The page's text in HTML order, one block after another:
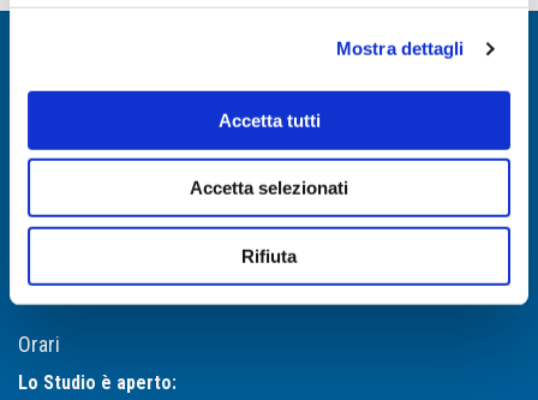
Mostra dettagli
Accetta tutti
Accetta selezionati
Rifiuta
Cima Franchi e Associati
via San Gregorio 10
20124 Milano
info@studiocimafranchi.it
Orari
Lo Studio è aperto: